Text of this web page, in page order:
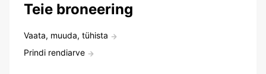
Teie broneering
Vaata, muuda, tühista
Prindi rendiarve